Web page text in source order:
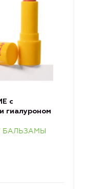
с
гиалуроном
БАЛЬЗАМЫ